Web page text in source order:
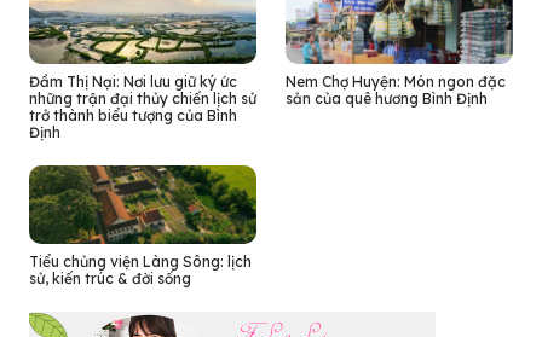
Đầm Thị Nại: Nơi lưu giữ ký ức
những trận đại thủy chiến lịch sử
trở thành biểu tượng của Bình
Định
Nem Chợ Huyện: Món ngon đặc
sản của quê hương Bình Định
Tiểu chủng viện Làng Sông: lịch
sử, kiến trúc & đời sống